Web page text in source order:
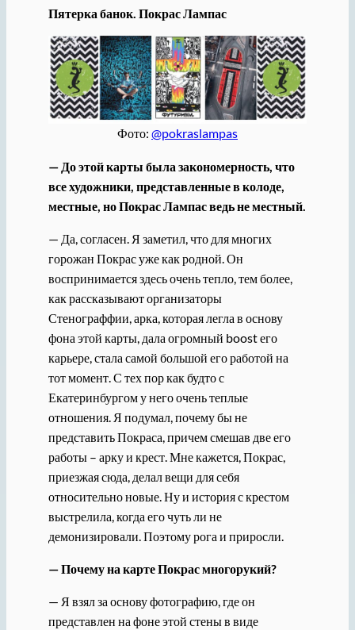
Пятерка банок. Покрас Лампас
Фото: @pokraslampas
— До этой карты была закономерность, что
все художники, представленные в колоде,
местные, но Покрас Лампас ведь не местный.
— Да, согласен. Я заметил, что для многих
горожан Покрас уже как родной. Он
воспринимается здесь очень тепло, тем более,
как рассказывают организаторы
Стенограффии, арка, которая легла в основу
фона этой карты, дала огромный boost его
карьере, стала самой большой его работой на
тот момент. С тех пор как будто с
Екатеринбургом у него очень теплые
отношения. Я подумал, почему бы не
представить Покраса, причем смешав две его
работы – арку и крест. Мне кажется, Покрас,
приезжая сюда, делал вещи для себя
относительно новые. Ну и история с крестом
выстрелила, когда его чуть ли не
демонизировали. Поэтому рога и приросли.
— Почему на карте Покрас многорукий?
— Я взял за основу фотографию, где он
представлен на фоне этой стены в виде